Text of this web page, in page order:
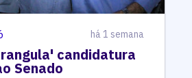
há 1 semana
candidatura
Senado